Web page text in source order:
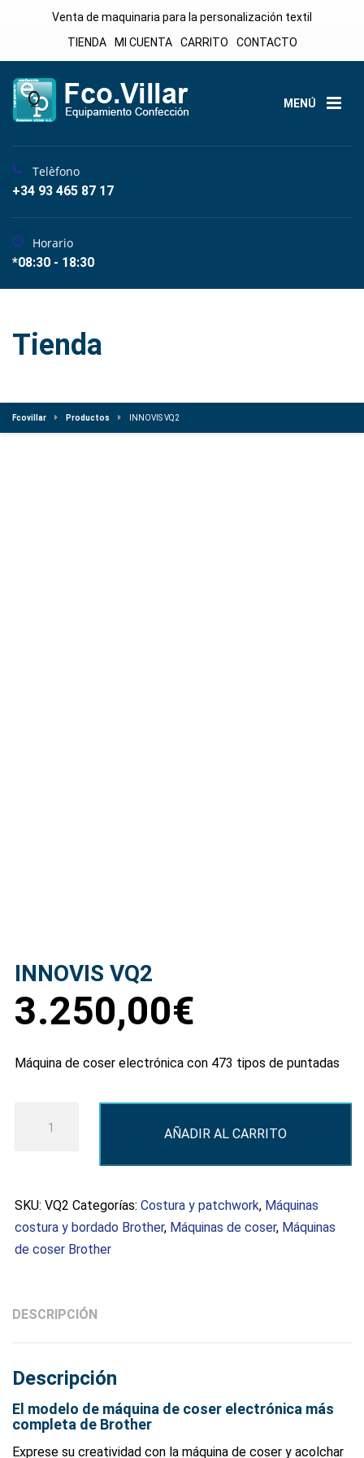
Venta de maquinaria para la personalización textil
TIENDA
MI CUENTA CARRITO CONTACTO
MENÚ
Telèfono
+34 93 465 87 17
Horario
*08:30 - 18:30
Tienda
Fcovillar Productos INNOVIS VQ2
INNOVIS VQ2
3.250,00€
Máquina de coser electrónica con 473 tipos de puntadas
AÑADIR AL CARRITO
SKU: VQ2 Categorías: Costura y patchwork, Máquinas
costura y bordado Brother, Máquinas de coser, Máquinas
de coser Brother
DESCRIPCIÓN
Descripción
El modelo de máquina de coser electrónica más
completa de Brother
Exprese su creatividad con la máquina de coser y acolchar